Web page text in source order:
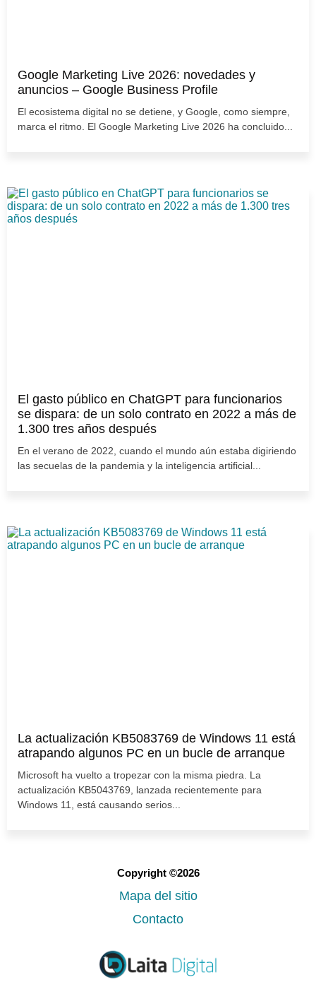
Google Marketing Live 2026: novedades y
anuncios – Google Business Profile
El ecosistema digital no se detiene, y Google, como siempre,
marca el ritmo. El Google Marketing Live 2026 ha concluido...
El gasto público en ChatGPT para funcionarios
se dispara: de un solo contrato en 2022 a más de
1.300 tres años después
En el verano de 2022, cuando el mundo aún estaba digiriendo
las secuelas de la pandemia y la inteligencia artificial...
La actualización KB5083769 de Windows 11 está
atrapando algunos PC en un bucle de arranque
Microsoft ha vuelto a tropezar con la misma piedra. La
actualización KB5043769, lanzada recientemente para
Windows 11, está causando serios...
Copyright ©2026
Mapa del sitio
Contacto